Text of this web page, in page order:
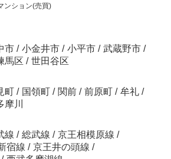
ンション(売買)
市 / 小金井市 / 小平市 / 武蔵野市 /
馬区 / 世田谷区
町 / 国領町 / 関前 / 前原町 / 牟礼 /
摩川
線 / 総武線 / 京王相模原線 /
宿線 / 京王井の頭線 /